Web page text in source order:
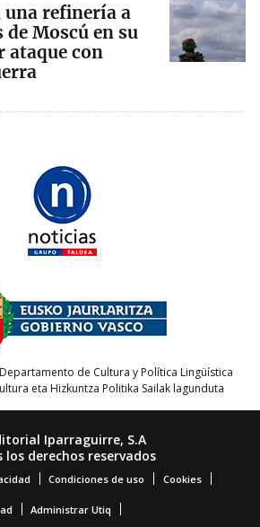
una refinería a
Moscú en su
ataque con
de Cultura y Política Lingüística
eta Hizkuntza Politika Sailak lagunduta
Iparraguirre, S.A
los derechos reservados
Condiciones de uso Cookies
Administrar Utiq